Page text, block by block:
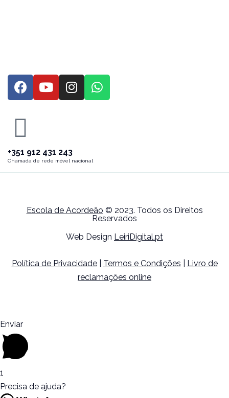
+351 912 431 243
Chamada de rede móvel nacional
Escola de Acordeão © 2023. Todos os Direitos
Reservados
Web Design LeiriDigital.pt
Política de Privacidade| Termos e Condições
Livro de
reclamações online
Enviar
1
Precisa de ajuda?